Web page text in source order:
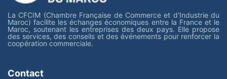
La CFCIM (Chambre Française de Commerce et d'Industrie du
Maroc) facilite les échanges économiques entre la France et le
Maroc, soutenant les entreprises des deux pays. Elle propose
des services, des conseils et des événements pour renforcer la
coopération commerciale.
Contact